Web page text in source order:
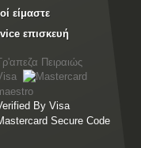
είμαστε
επισκευή